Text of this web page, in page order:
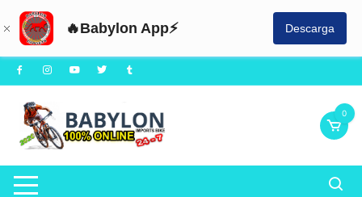
🔥Babylon App⚡ Descarga
Saltar
al
contenido
0